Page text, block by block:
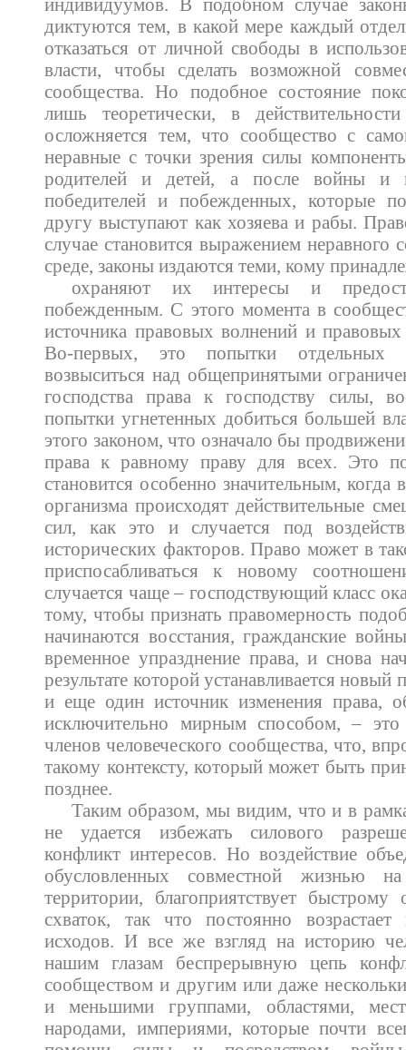
диктуются тем, в какой мере каждый
отказаться от личной свободы в
власти, чтобы сделать возможной
сообщества. Но подобное состояние
лишь теоретически, в
осложняется тем, что сообщество с
неравные с точки зрения силы
родителей и детей, а после войны и
победителей и побежденных, которые
другу выступают как хозяева и рабы.
случае становится выражением неравного
среде, законы издаются теми, кому
охраняют их интересы и
побежденным. С этого момента в
источника правовых волнений и правовых
Во-первых, это попытки
возвыситься над общепринятыми
господства права к господству силы,
попытки угнетенных добиться большей
этого законом, что означало бы
права к равному праву для всех. Это
становится особенно значительным, когда
организма происходят действительные
сил, как это и случается под
исторических факторов. Право может в
приспосабливаться к новому
случается чаще – господствующий класс
тому, чтобы признать правомерность
начинаются восстания, гражданские
временное упразднение права, и снова
результате которой устанавливается
и еще один источник изменения права,
исключительно мирным способом, – это
членов человеческого сообщества, что,
такому контексту, который может быть
позднее.
Таким образом, мы видим, что и в
не удается избежать силового
конфликт интересов. Но воздействие
обусловленных совместной
территории, благоприятствует
схваток, так что постоянно
исходов. И все же взгляд на историю
нашим глазам беспрерывную цепь
сообществом и другим или даже
и меньшими группами, областями,
народами, империями, которые почти